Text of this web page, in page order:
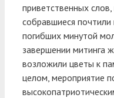
приветственных слов,
собравшиеся почтили
погибших минутой
завершении митинга
возложили цветы к
целом, мероприятие